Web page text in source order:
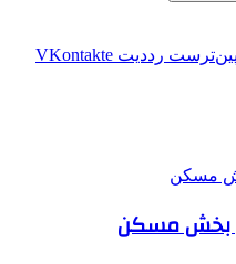
‫پین‌ترست ‫رددیت ‫VKontakte
بخش مسکن